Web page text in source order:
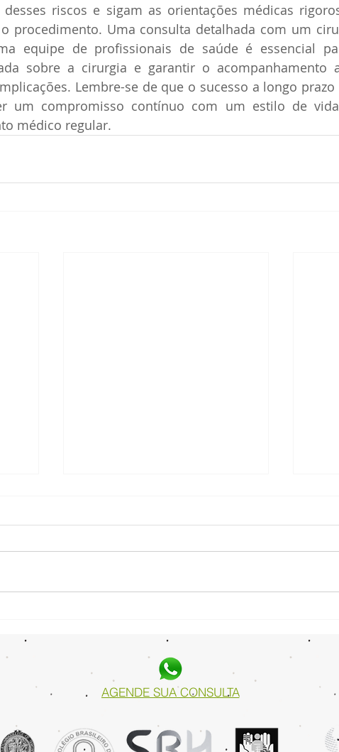
riscos e sigam as orientações médicas
procedimento. Uma consulta detalhada com um
equipe de profissionais de saúde é essencial
sobre a cirurgia e garantir o acompanhamento
Lembre-se de que o sucesso a longo
um compromisso contínuo com um estilo de
médico regular.
AGENDE SUA CONSULTA